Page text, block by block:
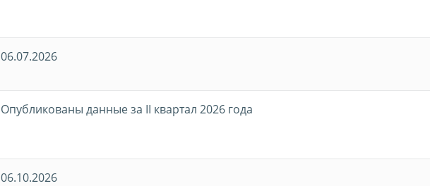
06.07.2026
Опубликованы данные за II квартал 2026 года
06.10.2026